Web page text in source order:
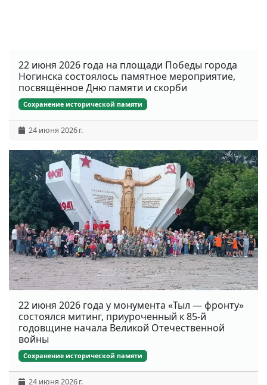
22 июня 2026 года на площади Победы города
Ногинска состоялось памятное мероприятие,
посвящённое Дню памяти и скорби
Сохранение исторической памяти
24 июня 2026 г.
22 июня 2026 года у монумента «Тыл — фронту»
состоялся митинг, приуроченный к 85-й
годовщине начала Великой Отечественной
войны
Сохранение исторической памяти
24 июня 2026 г.